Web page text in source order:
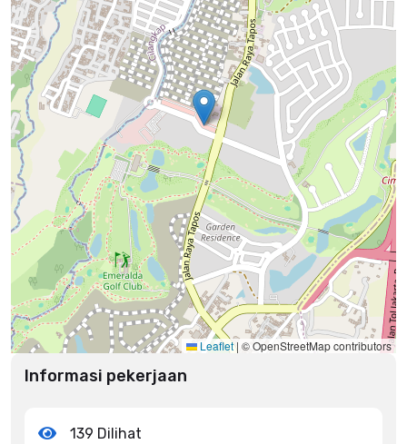
Leaflet| © OpenStreetMap contributors
Informasi pekerjaan
139 Dilihat